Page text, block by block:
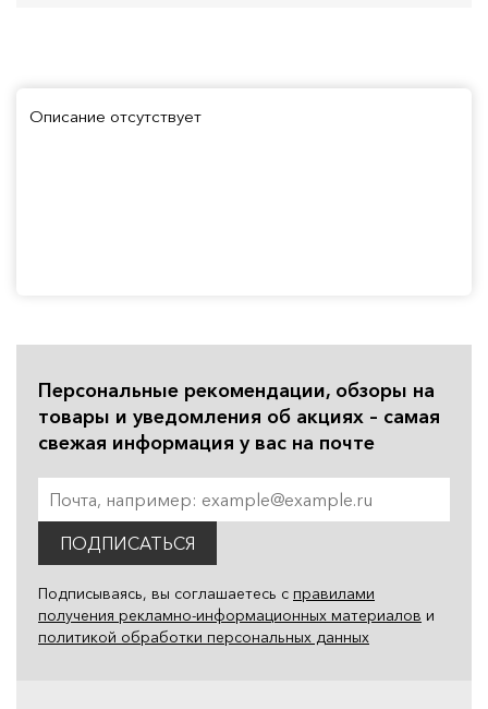
Описание отсутствует
Персональные рекомендации, обзоры на
товары и уведомления об акциях – самая
свежая информация у вас на почте
ПОДПИСАТЬСЯ
Подписываясь, вы соглашаетесь с правилами
получения рекламно-информационных материалов и
политикой обработки персональных данных